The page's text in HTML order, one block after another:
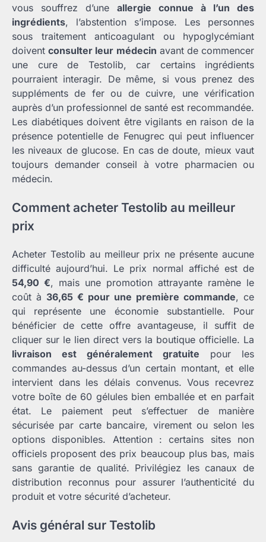
vous souffrez d’une allergie connue à l’un des
ingrédients, l’abstention s’impose. Les personnes
sous traitement anticoagulant ou hypoglycémiant
doiventconsulter leur médecin avant de commencer
une cure de Testolib, car certains ingrédients
pourraient interagir. De même, si vous prenez des
suppléments de fer ou de cuivre, une vérification
auprès d’un professionnel de santé est recommandée.
Les diabétiques doivent être vigilants en raison de la
présence potentielle de Fenugrec qui peut influencer
les niveaux de glucose. En cas de doute, mieux vaut
toujours demander conseil à votre pharmacien ou
médecin.
Comment acheter Testolib au meilleur
prix
Acheter Testolib au meilleur prix ne présente aucune
difficulté aujourd’hui. Le prix normal affiché est de
54,90 €, mais une promotion attrayante ramène le
coût à 36,65 € pour une première commande, ce
qui représente une économie substantielle. Pour
bénéficier de cette offre avantageuse, il suffit de
cliquer sur le lien direct vers la boutique officielle. La
livraison est généralement gratuite pour les
commandes au-dessus d’un certain montant, et elle
intervient dans les délais convenus. Vous recevrez
votre boîte de 60 gélules bien emballée et en parfait
état. Le paiement peut s’effectuer de manière
sécurisée par carte bancaire, virement ou selon les
options disponibles. Attention : certains sites non
officiels proposent des prix beaucoup plus bas, mais
sans garantie de qualité. Privilégiez les canaux de
distribution reconnus pour assurer l’authenticité du
produit et votre sécurité d’acheteur.
Avis général sur Testolib